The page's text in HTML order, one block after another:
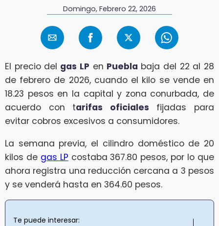
Domingo, Febrero 22, 2026
El precio del gas LP en Puebla baja del 22 al 28
de febrero de 2026, cuando el kilo se vende en
18.23 pesos en la capital y zona conurbada, de
acuerdo con tarifas oficiales fijadas para
evitar cobros excesivos a consumidores.
La semana previa, el cilindro doméstico de 20
kilos de gas LP costaba 367.80 pesos, por lo que
ahora registra una reducción cercana a 3 pesos
y se venderá hasta en 364.60 pesos.
Te puede interesar: